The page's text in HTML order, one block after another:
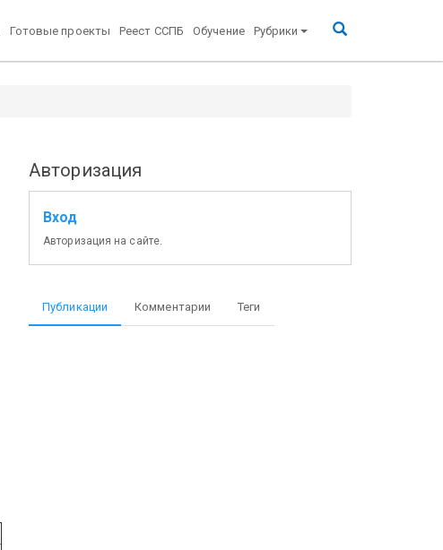
Готовые проекты Реест ССПБ Обучение Рубрики
Авторизация
Вход
Авторизация на сайте.
Публикации Комментарии Теги